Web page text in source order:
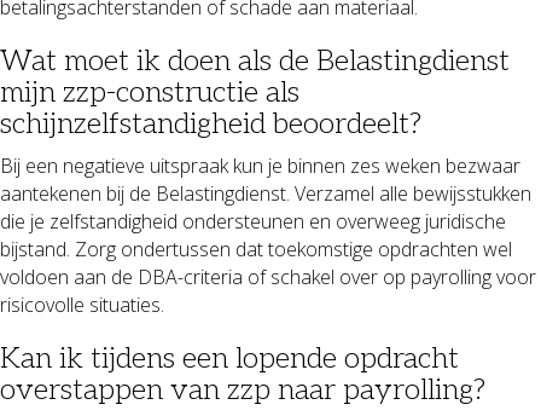
betalingsachterstanden of schade aan materiaal.
Wat moet ik doen als de Belastingdienst
mijn zzp-constructie als
schijnzelfstandigheid beoordeelt?
Bij een negatieve uitspraak kun je binnen zes weken bezwaar
aantekenen bij de Belastingdienst. Verzamel alle bewijsstukken
die je zelfstandigheid ondersteunen en overweeg juridische
bijstand. Zorg ondertussen dat toekomstige opdrachten wel
voldoen aan de DBA-criteria of schakel over op payrolling voor
risicovolle situaties.
Kan ik tijdens een lopende opdracht
overstappen van zzp naar payrolling?